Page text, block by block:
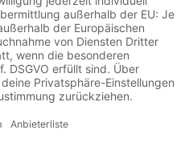
und man muss zunächst mal
96-Podcast in der Stadt
nach einem Sieg gegen den
oder? Tiete war gar nicht in
alter Verbundenheit das Spiel
anschauen. Ein Sieg
nicht. Schöner war es
und die richtigen Schlüsse